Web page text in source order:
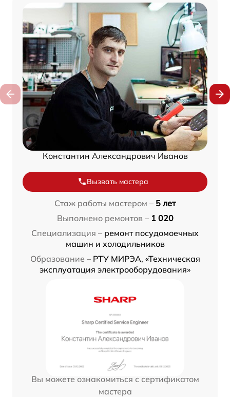
Константин Александрович Иванов
Вызвать мастера
Стаж работы мастером – 5 лет
Выполнено ремонтов – 1 020
Специализация – ремонт посудомоечных
машин и холодильников
Образование – РТУ МИРЭА, «Техническая
эксплуатация электрооборудования»
Вы можете ознакомиться с сертификатом
мастера